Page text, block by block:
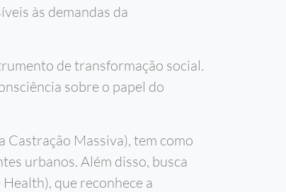
às demandas da
de transformação social.
sobre o papel do
Castração Massiva), tem como
urbanos. Além disso, busca
que reconhece a